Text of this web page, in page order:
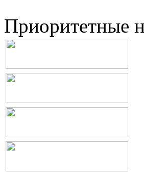
Приоритетные